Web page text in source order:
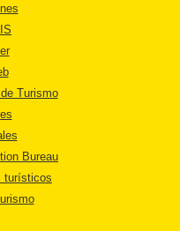
Turismo
Bureau
turísticos